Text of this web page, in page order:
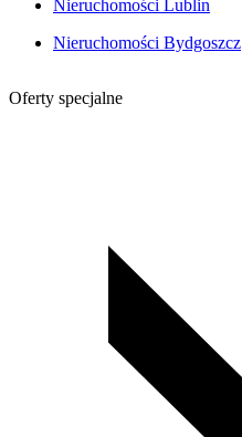
Nieruchomości Lublin
Nieruchomości Bydgoszcz
Oferty specjalne